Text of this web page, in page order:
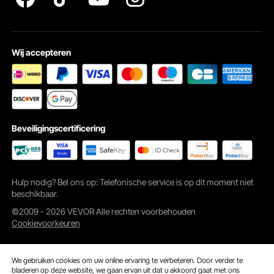
Wij accepteren
Beveiligingscertificering
Hulp nodig? Bel ons op: Telefonische service is op dit moment niet
beschikbaar.
©2009 - 2026 VEVOR Alle rechten voorbehouden
Cookievoorkeuren
We gebruiken cookies om uw online ervaring te verbeteren. Door verder te
bladeren op deze website, we gaan ervan uit dat u akkoord gaat met ons